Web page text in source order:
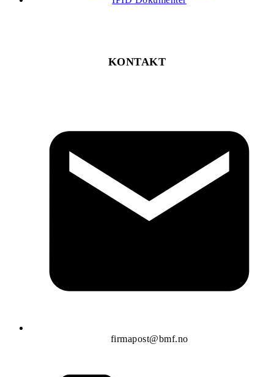
KONTAKT
firmapost@bmf.no